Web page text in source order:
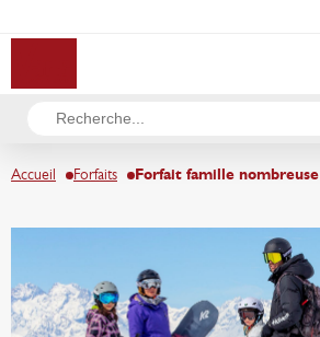
Accueil Forfaits Forfait famille nombreuse